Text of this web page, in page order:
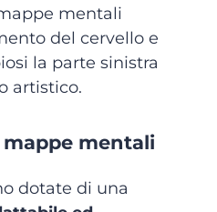
mentali
del cervello e
la parte sinistra
artistico.
mappe mentali
dotate di una